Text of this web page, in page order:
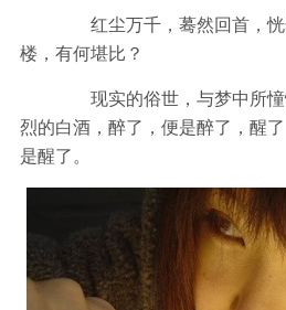
红尘万千，蓦然回首，恍
楼，有何堪比？
现实的俗世，与梦中所憧
烈的白酒，醉了，便是醉了，醒
是醒了。